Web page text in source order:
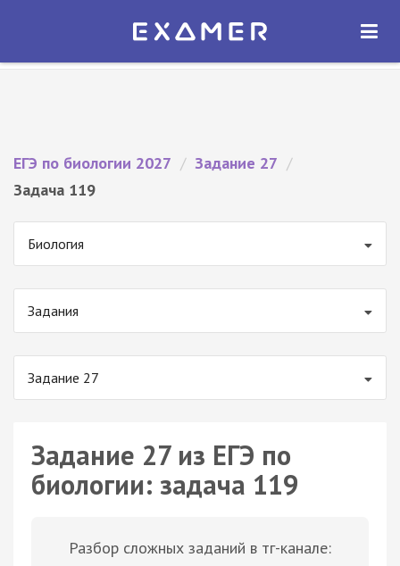
Экзамер — ЕГЭ 2027
ОТКРЫТЬ
ЕГЭ по биологии 2027 / Задание 27 /
Задача 119
Биология
Задания
Задание 27
Задание 27 из ЕГЭ по
биологии: задача 119
Разбор сложных заданий в тг-канале: